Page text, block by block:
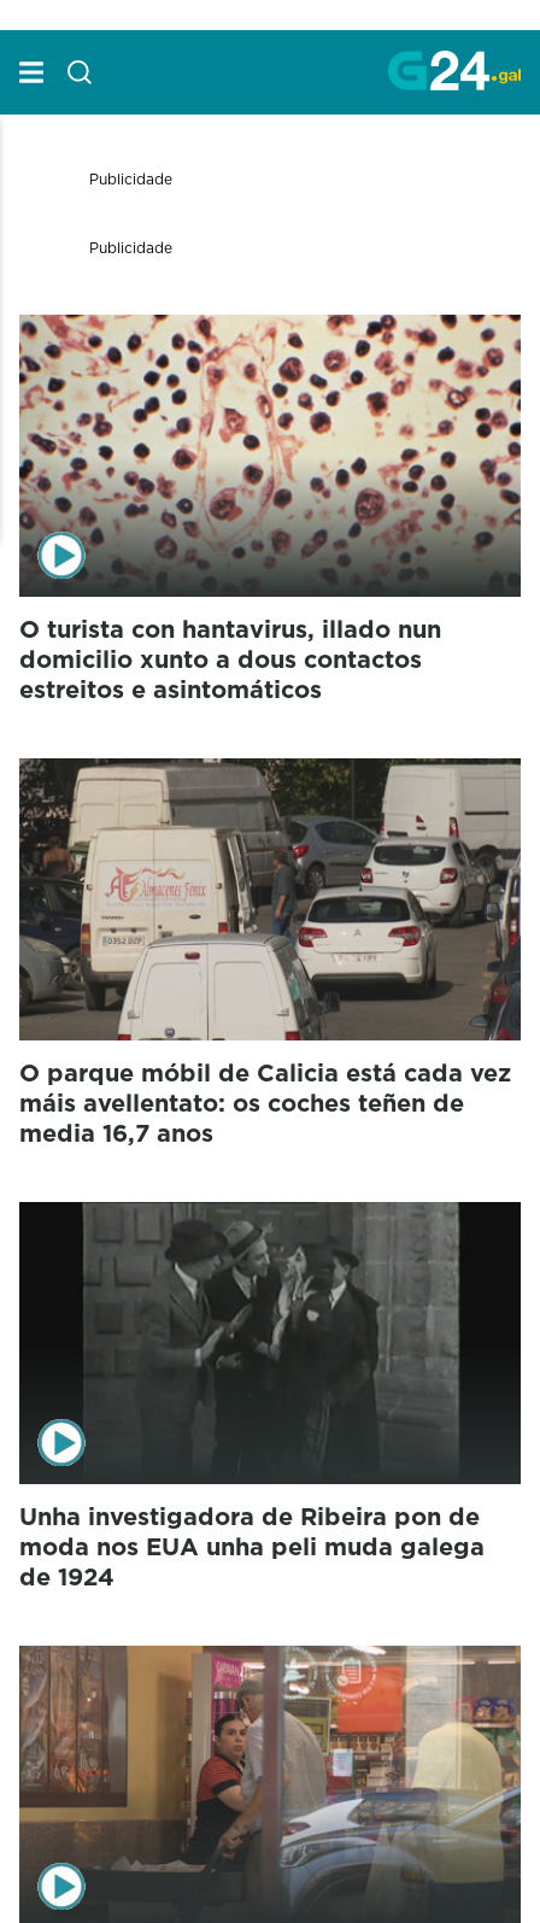
O turista con hantavirus, illado nun
domicilio xunto a dous contactos
estreitos e asintomáticos
O parque móbil de Calicia está cada vez
máis avellentato: os coches teñen de
media 16,7 anos
Unha investigadora de Ribeira pon de
moda nos EUA unha peli muda galega
de 1924
Publicidade
Publicidade